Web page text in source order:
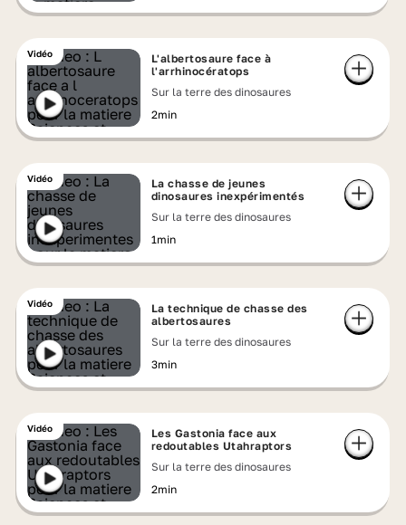
Vidéo
L'albertosaure face à
l'arrhinocératops
Sur la terre des dinosaures
2min
Vidéo
La chasse de jeunes
dinosaures inexpérimentés
Sur la terre des dinosaures
1min
Vidéo
La technique de chasse des
albertosaures
Sur la terre des dinosaures
3min
Vidéo
Les Gastonia face aux
redoutables Utahraptors
Sur la terre des dinosaures
2min